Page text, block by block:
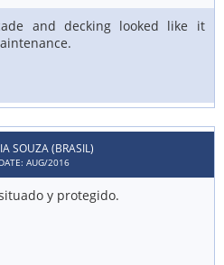
and decking looked like it
SOUZA (BRASIL)
AUG/2016
y protegido.